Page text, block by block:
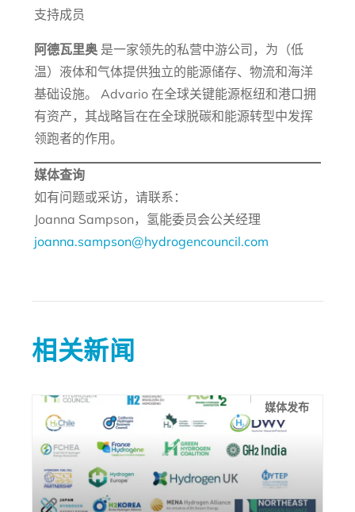
支持成员
阿德瓦里奥是一家领先的私营中游公司，为（低
温）液体和气体提供独立的能源储存、物流和海洋
基础设施。 Advario 在全球关键能源枢纽和港口拥
有资产，其战略旨在在全球脱碳和能源转型中发挥
领跑者的作用。
媒体查询
如有问题或采访，请联系：
Joanna Sampson，氢能委员会公关经理
joanna.sampson@hydrogencouncil.com
相关新闻
媒体发布